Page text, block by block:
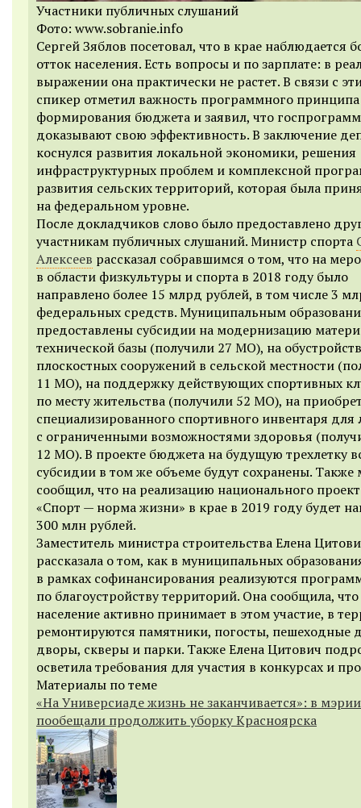
Участники публичных слушаний
Фото: www.sobranie.info
Сергей Зяблов посетовал, что в крае наблюдается
отток населения. Есть вопросы и по зарплате: в
выражении она практически не растет. В связи с
спикер отметил важность программного принципа
формирования бюджета и заявил, что
доказывают свою эффективность. В заключение
коснулся развития локальной экономики, решения
инфраструктурных проблем и комплексной
развития сельских территорий, которая была
на федеральном уровне.
После докладчиков слово было предоставлено
участникам публичных слушаний. Министр спорта
Алексеев рассказал собравшимся о том, что на
в области физкультуры и спорта в 2018 году было
направлено более 15 млрд рублей, в том числе 3
федеральных средств. Муниципальным
предоставлены субсидии на модернизацию
технической базы (получили 27 МО), на
плоскостных сооружений в сельской местности
11 МО), на поддержку действующих спортивных
по месту жительства (получили 52 МО), на
специализированного спортивного инвентаря
с ограниченными возможностями здоровья
12 МО). В проекте бюджета на будущую трехлетку
субсидии в том же объеме будут сохранены. Также
сообщил, что на реализацию национального
«Спорт — норма жизни» в крае в 2019 году будет
300 млн рублей.
Заместитель министра строительства Елена
рассказала о том, как в муниципальных
в рамках софинансирования реализуются
по благоустройству территорий. Она сообщила, что
население активно принимает в этом участие, в
ремонтируются памятники, погосты, пешеходные
дворы, скверы и парки. Также Елена Цитович
осветила требования для участия в конкурсах и
Материалы по теме
«На Универсиаде жизнь не заканчивается»: в мэрии
пообещали продолжить уборку Красноярска